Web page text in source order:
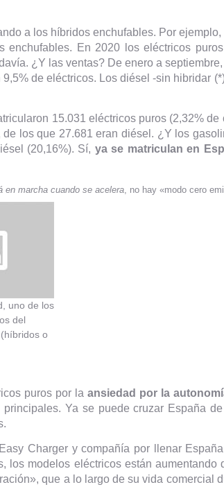
a los híbridos enchufables. Por
enchufables. En 2020 los eléctricos
¿Y las ventas? De enero a
de eléctricos. Los diésel -sin hibridar
15.031 eléctricos puros (2,32%
los que 27.681 eran diésel. ¿Y los
(20,16%). Sí, ya se matriculan en
en marcha cuando se acelera , no hay «modo cero
uno de los
del
o
puros por la ansiedad por la
Ya se puede cruzar España
Charger y compañía por llenar
los modelos eléctricos están aumentando
que a lo largo de su vida comercial